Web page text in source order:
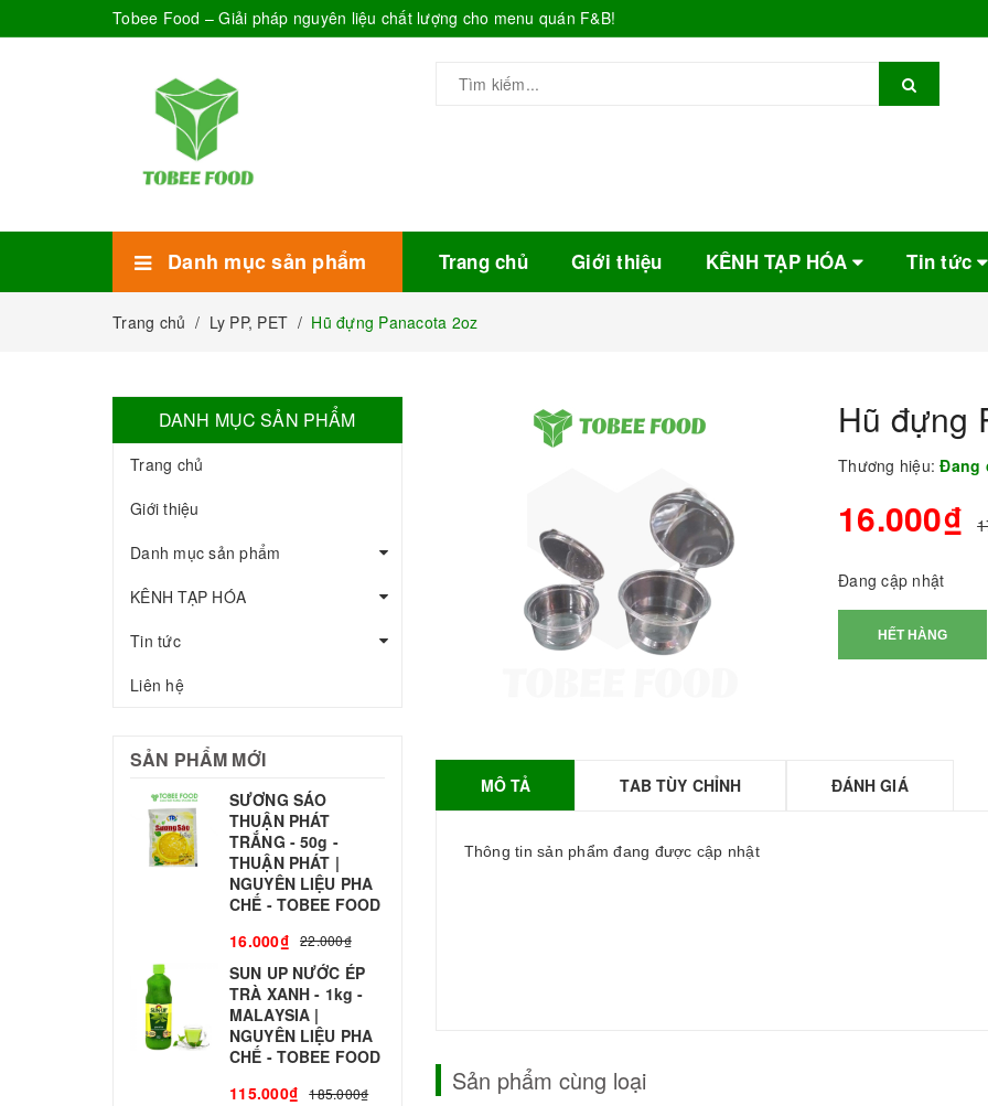
Tobee Food – Giải pháp nguyên liệu chất lượng cho menu quán F&B!
Danh mục sản phẩm Trang chủ Giới thiệu KÊNH TẠP HÓA Tin tức
Trang chủ / Ly PP, PET / Hũ đựng Panacota 2oz
Hũ đựng
Thương hiệu: Đang
16.000₫
Đang cập nhật
HẾT HÀNG
MÔ TẢ TAB TÙY CHỈNH ĐÁNH GIÁ
Thông tin sản phẩm đang được cập nhật
Sản phẩm cùng loại
DANH MỤC SẢN PHẨM
Trang chủ
Giới thiệu
Danh mục sản phẩm
KÊNH TẠP HÓA
Tin tức
Liên hệ
SẢN PHẨM MỚI
SƯƠNG SÁO
THUẬN PHÁT
TRẮNG - 50g -
THUẬN PHÁT |
NGUYÊN LIỆU PHA
CHẾ - TOBEE FOOD
16.000₫ 22.000₫
SUN UP NƯỚC ÉP
TRÀ XANH - 1kg -
MALAYSIA |
NGUYÊN LIỆU PHA
CHẾ - TOBEE FOOD
115.000₫
185.000₫
BỘT SỮA TOBEE
TOBEE FOOD | Bột
Sữa làm Trà Sữa -